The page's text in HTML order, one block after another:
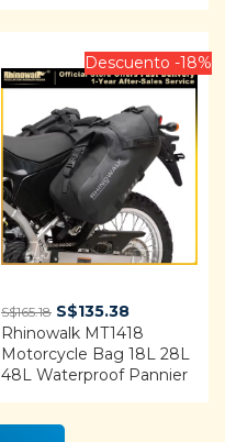
Rated
4.92out
Descuento -18%
S$165.18 Original
price
was:
S$165.18.
S$135.38Current
price
is:
S$135.38.
Rhinowalk MT1418
Motorcycle Bag 18L 28L
48L Waterproof Pannier